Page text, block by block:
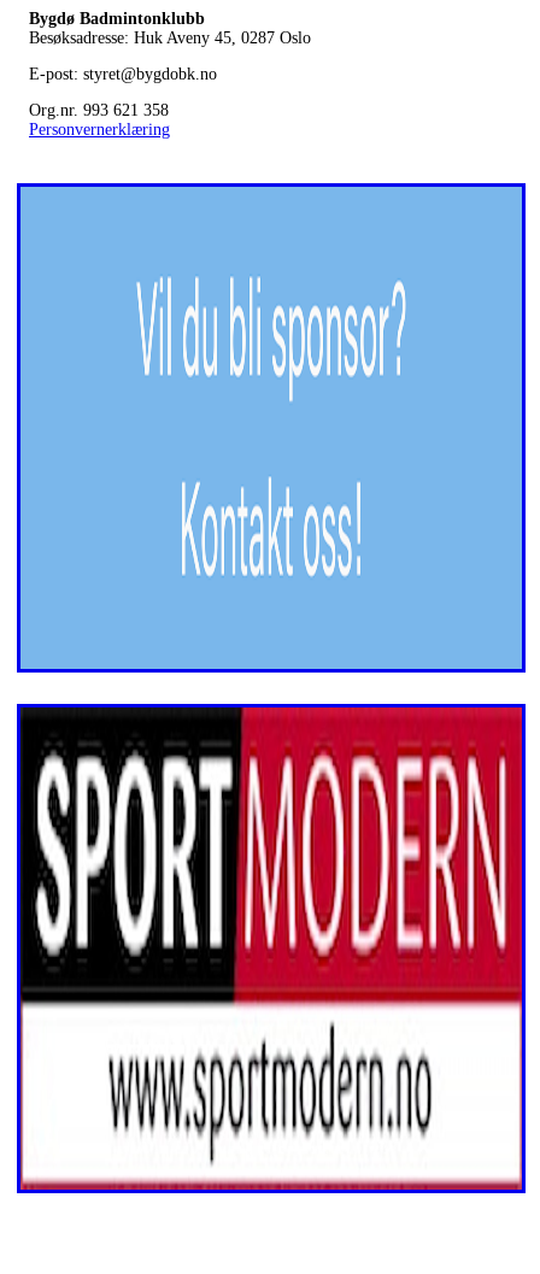
Bygdø Badmintonklubb
Besøksadresse: Huk Aveny 45, 0287 Oslo
E-post: styret@bygdobk.no
Org.nr. 993 621 358
Personvernerklæring